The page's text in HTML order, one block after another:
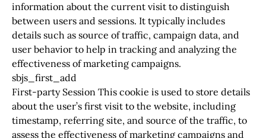
information about the current visit to distinguish
between users and sessions. It typically includes
details such as source of traffic, campaign data, and
user behavior to help in tracking and analyzing the
effectiveness of marketing campaigns.
sbjs_first_add
First-party Session This cookie is used to store details
about the user’s first visit to the website, including
timestamp, referring site, and source of the traffic, to
assess the effectiveness of marketing campaigns and